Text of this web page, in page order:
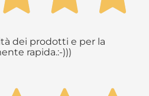
dei prodotti e per la
rapida.:-)))